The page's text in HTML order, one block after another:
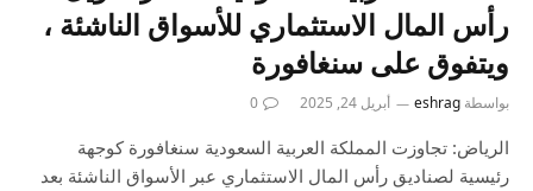
رأس المال الاستثماري للأسواق الناشئة ،
ويتفوق على سنغافورة
بواسطة eshrag أبريل 24, 2025 0
الرياض: تجاوزت المملكة العربية السعودية سنغافورة كوجهة
رئيسية لصناديق رأس المال الاستثماري عبر الأسواق الناشئة بعد